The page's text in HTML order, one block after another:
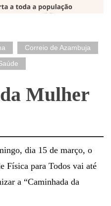
Correio de Azambuja
Mulher
dia 15 de março, o
Física para Todos vai até
a “Caminhada da